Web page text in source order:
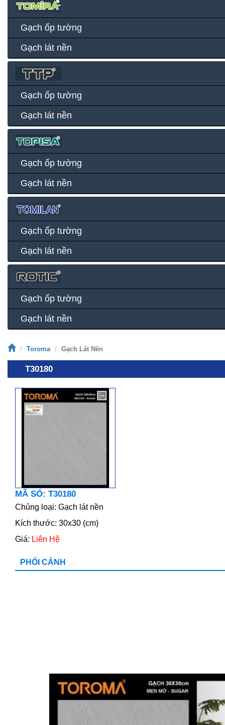
Gạch ốp tường
Gạch lát nền
Gạch ốp tường
Gạch lát nền
Gạch ốp tường
Gạch lát nền
Gạch ốp tường
Gạch lát nền
Gạch ốp tường
Gạch lát nền
Toroma Gạch Lát Nền
T30180
MÃ SỐ: T30180
Chủng loại: Gạch lát nền
Kích thước: 30x30 (cm)
Giá: Liên Hệ
PHỐI CẢNH